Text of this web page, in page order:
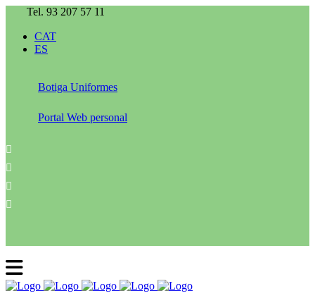
Tel. 93 207 57 11
CAT
ES
Botiga Uniformes
Portal Web personal